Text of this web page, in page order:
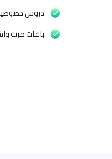
دروس خصوصية
باقات مرنة